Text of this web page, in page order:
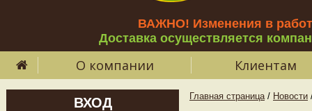
ВАЖНО! Изменения в
Доставка осуществляется
О компании Клиентам
ВХОД Главная страница / Новости